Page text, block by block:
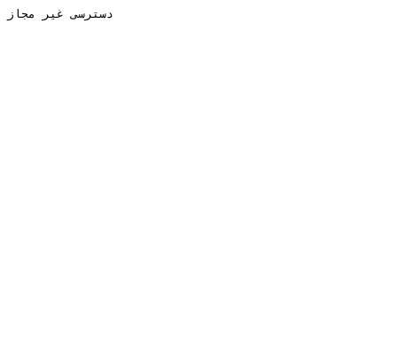
دسترسی غیر مجاز